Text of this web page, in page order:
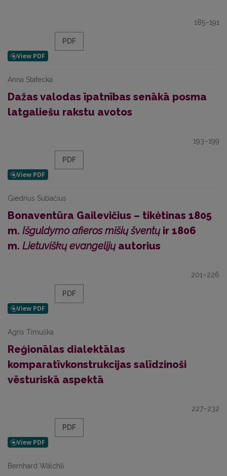
185–191
PDF
Anna Stafecka
Dažas valodas īpatnības senākā posma
latgaliešu rakstu avotos
193–199
PDF
Giedrius Subačius
Bonaventūra Gailevičius – tikėtinas 1805
m. Išguldymo afieros mišių šventųir 1806
m. Lietuviškų evangelijųautorius
201–226
PDF
Agris Timuška
Reģionālas dialektālas
komparatīvkonstrukcijas salīdzinoši
vēsturiskā aspektā
227–232
PDF
Bernhard Wälchli